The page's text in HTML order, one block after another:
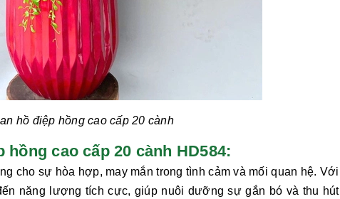
hồ điệp hồng cao cấp 20 cành
cao cấp 20 cành HD584:
cho sự hòa hợp, may mắn trong tình cảm và mối quan hệ. Với
năng lượng tích cực, giúp nuôi dưỡng sự gắn bó và thu hút